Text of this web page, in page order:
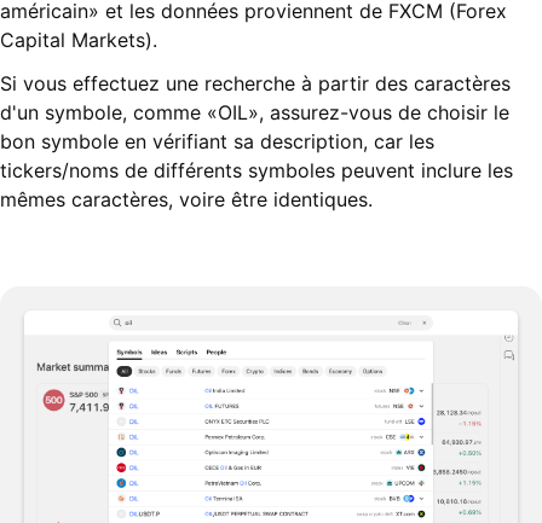
américain» et les données proviennent de FXCM (Forex
Capital Markets).
Si vous effectuez une recherche à partir des caractères
d'un symbole, comme «OIL», assurez-vous de choisir le
bon symbole en vérifiant sa description, car les
tickers/noms de différents symboles peuvent inclure les
mêmes caractères, voire être identiques.